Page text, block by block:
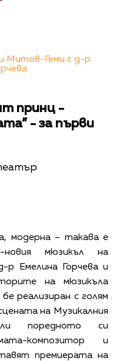
Митов-Геми с д-р
принц -
- за първи
модерна – такава е
мюзикъл на
р Емелина Горчева и
на мюзикъла
реализиран с голям
на Музикалния
поредното си
композитор и
премиерата на